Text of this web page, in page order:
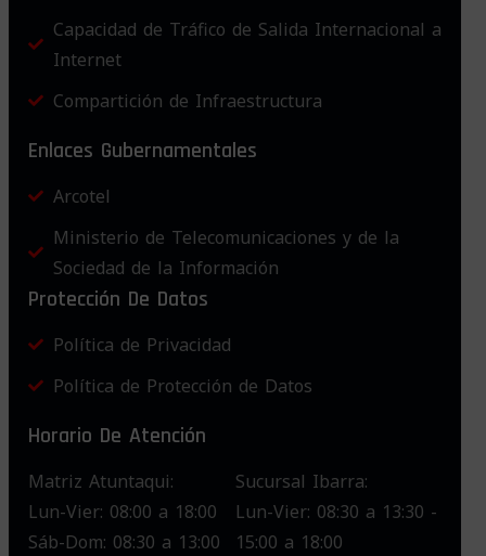
Capacidad de Tráfico de Salida Internacional a
Internet
Compartición de Infraestructura
Enlaces Gubernamentales
Arcotel
Ministerio de Telecomunicaciones y de la
Sociedad de la Información
Protección De Datos
Política de Privacidad
Política de Protección de Datos
Horario De Atención
Matriz Atuntaqui:
Lun-Vier: 08:00 a 18:00
Sáb-Dom: 08:30 a 13:00
Sucursal Ibarra:
Lun-Vier: 08:30 a 13:30 -
15:00 a 18:00